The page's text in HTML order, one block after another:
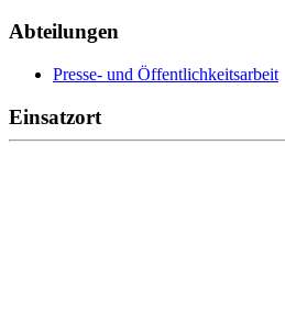
Abteilungen
Presse- und Öffentlichkeitsarbeit
Einsatzort